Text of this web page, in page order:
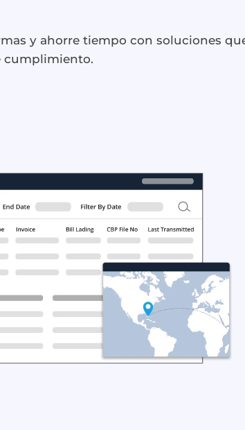
y ahorre tiempo con soluciones
cumplimiento.